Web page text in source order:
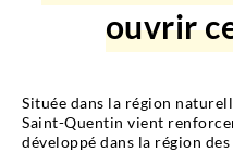
ouvrir
Située dans la région
Saint-Quentin vient
développé dans la région